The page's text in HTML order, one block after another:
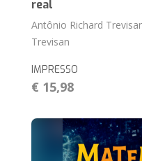
real
Antônio Richard
Trevisan
IMPRESSO
€ 15,98